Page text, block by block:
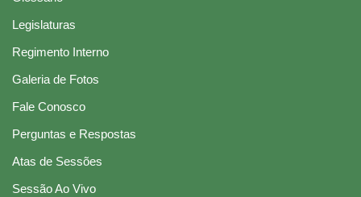
Legislaturas
Regimento Interno
Galeria de Fotos
Fale Conosco
Perguntas e Respostas
Atas de Sessões
Sessão Ao Vivo